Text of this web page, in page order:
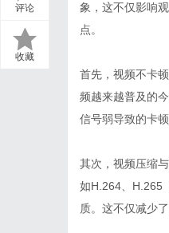
评论
收藏
象，这不仅影响
点。
首先，视频不卡
频越来越普及的
信号弱导致的卡
其次，视频压缩
如H.264、H.265
质。这不仅减少